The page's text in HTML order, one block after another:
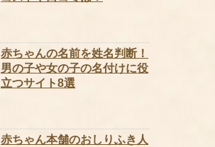
赤ちゃんの名前を姓名判断！
男の子や女の子の名付けに役
立つサイト8選
赤ちゃん本舗のおしりふき人